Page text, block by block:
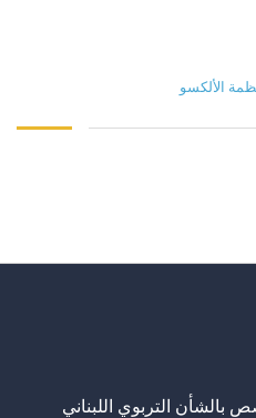
الألكسو
التربوي اللبناني